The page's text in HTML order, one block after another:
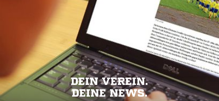
DEIN VEREIN.
DEINE NEWS.